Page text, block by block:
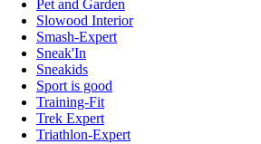
Pet and Garden
Slowood Interior
Smash-Expert
Sneak'In
Sneakids
Sport is good
Training-Fit
Trek Expert
Triathlon-Expert